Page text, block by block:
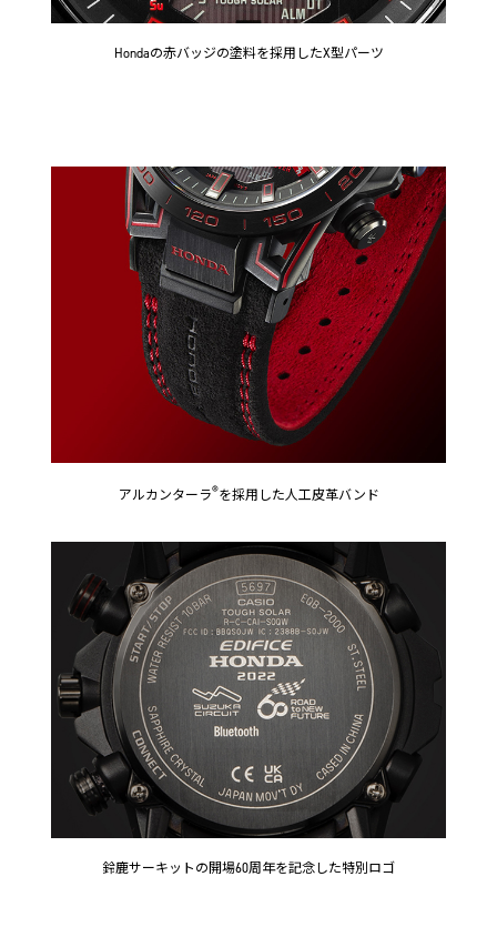
Hondaの赤バッジの塗料を採用したX型パーツ
アルカンターラ®を採用した人工皮革バンド
鈴鹿サーキットの開場60周年を記念した特別ロゴ